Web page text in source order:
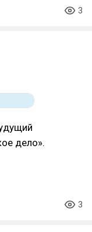
3
дело».
3